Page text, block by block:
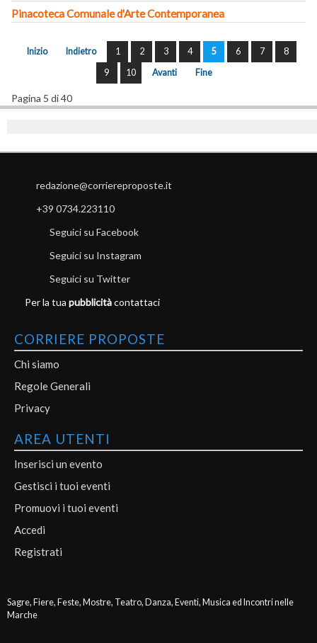
Pinacoteca Comunale d'Arte Contemporanea
Inizio Indietro 1 2 3 4 5 6 7
8
9
10 Avanti Fine
Pagina 5 di 40
redazione@corriereproposte.it
+39 0734.223110
Seguici su Facebook
Seguici su Instagram
Seguici su Twitter
Per la tua pubblicitàcontattaci
CORRIERE PROPOSTE
Chi siamo
Regole Generali
Privacy
AREA UTENTI
Inserisci un evento
Gestisci i tuoi eventi
Promuovi i tuoi eventi
Accedi
Registrati
Sagre, Fiere, Feste, Mostre, Teatro, Danza, Eventi, Musica ed Incontri nelle
Marche